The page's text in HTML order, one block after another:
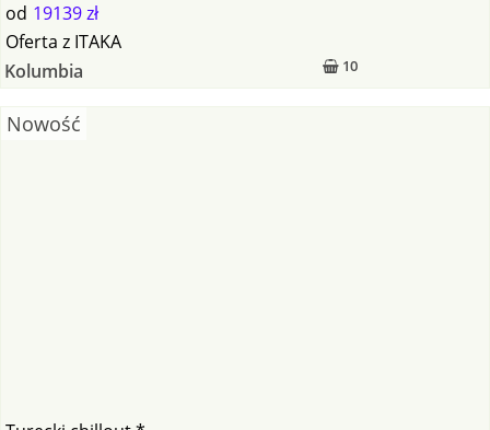
od 19139 zł
10
Oferta z ITAKA
Kolumbia
Nowość